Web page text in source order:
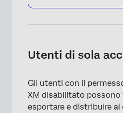
Utenti di sola
Gli utenti con il
XM disabilitato possono
esportare e distribuire